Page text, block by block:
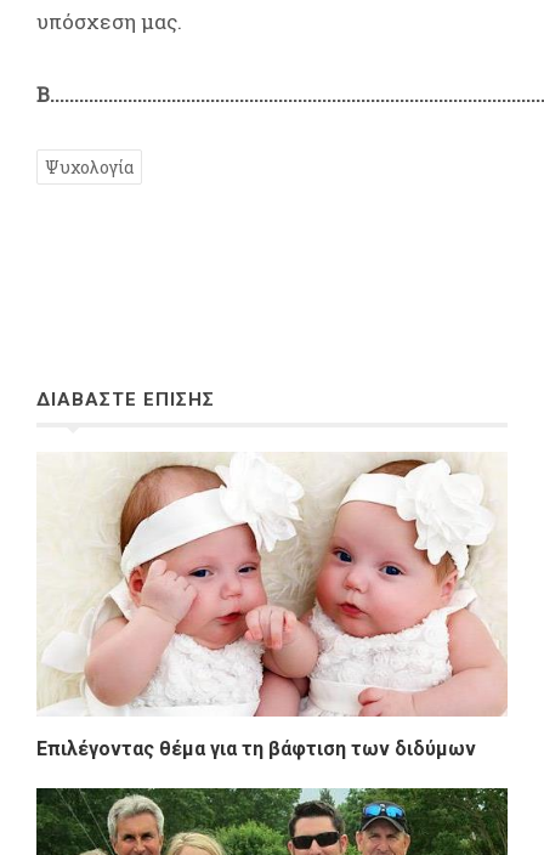
υπόσχεση μας.
Ψυχολογία
ΔΙΑΒΑΣΤΕ ΕΠΙΣΗΣ
Επιλέγοντας θέμα για τη βάφτιση των διδύμων